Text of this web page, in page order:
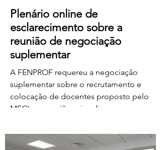
Plenário online de
esclarecimento sobre a
reunião de negociação
suplementar
A FENPROF requereu a negociação
suplementar sobre o recrutamento e
colocação de docentes proposto pelo
MECI e a reunião vai realizar-se na
17 horas. No dia seguinte, a FENPROF
realiza o habitual plenário online de